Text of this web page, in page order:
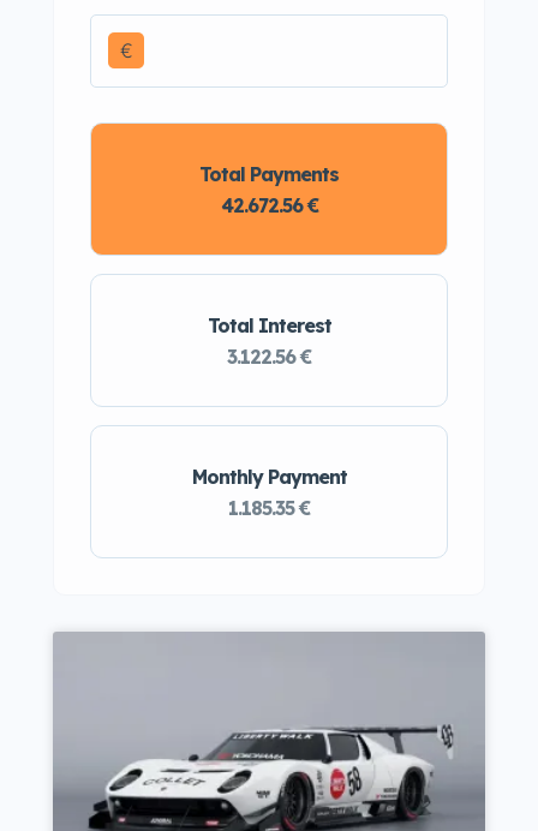
€
Monthly Payment
1.185.35 €
Total Interest
3.122.56 €
Total Payments
42.672.56 €